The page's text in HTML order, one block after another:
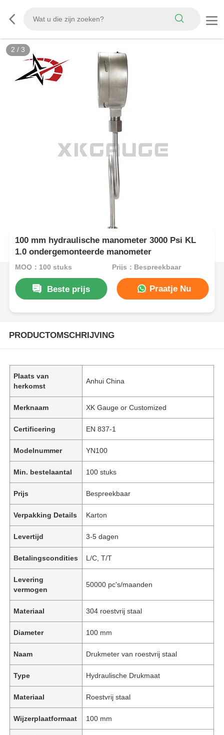
2 / 3
100 mm hydraulische manometer 3000 Psi KL
1.0 ondergemonteerde manometer
MOQ：100 stuks Prijs：Bespreekbaar
Beste prijs Praatje Nu
PRODUCTOMSCHRIJVING
Plaats van
herkomst
Anhui China
Merknaam XK Gauge or Customized
Certificering EN 837-1
Modelnummer YN100
Min. bestelaantal 100 stuks
Prijs Bespreekbaar
Verpakking Details Karton
Levertijd 3-5 dagen
Betalingscondities L/C, T/T
Levering
vermogen
50000 pc's/maanden
Materiaal 304 roestvrij staal
Diameter 100 mm
Naam Drukmeter van roestvrij staal
Type Hydraulische Drukmaat
Materiaal Roestvrij staal
Wijzerplaatformaat 100 mm